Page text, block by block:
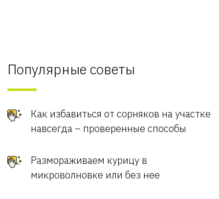
Популярные советы
Как избавиться от сорняков на участке
навсегда – проверенные способы
Размораживаем курицу в
микроволновке или без нее